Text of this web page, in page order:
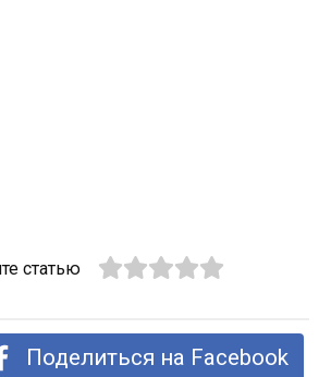
статью
Поделиться на Facebook